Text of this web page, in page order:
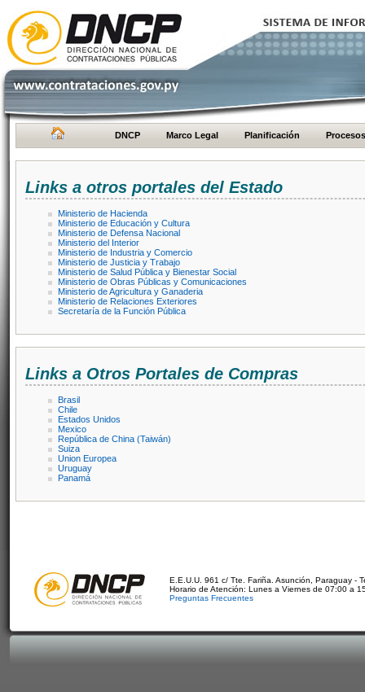
DNCP Marco Legal Planificación Procesos
Links a otros portales del Estado
Ministerio de Hacienda
Ministerio de Educación y Cultura
Ministerio de Defensa Nacional
Ministerio del Interior
Ministerio de Industria y Comercio
Ministerio de Justicia y Trabajo
Ministerio de Salud Pública y Bienestar Social
Ministerio de Obras Públicas y Comunicaciones
Ministerio de Agricultura y Ganaderia
Ministerio de Relaciones Exteriores
Secretaría de la Función Pública
Links a Otros Portales de Compras
Brasil
Chile
Estados Unidos
Mexico
República de China (Taiwán)
Suiza
Union Europea
Uruguay
Panamá
E.E.U.U. 961 c/ Tte. Fariña. Asunción, Paraguay -
Horario de Atención: Lunes a Viernes de 07:00 a
Preguntas Frecuentes